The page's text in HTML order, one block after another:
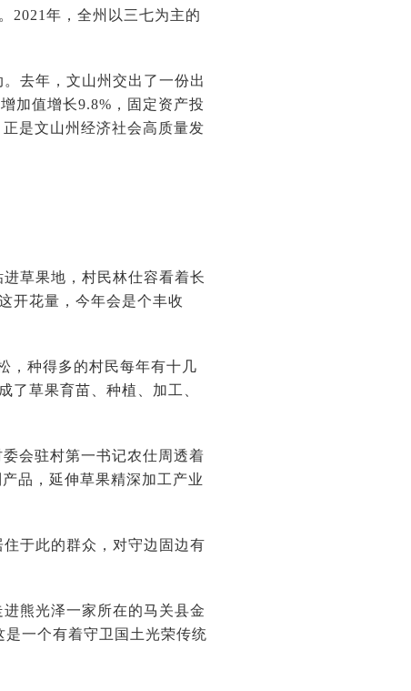
2021年，全州以三七为主的
去年，文山州交出了一份出
加值增长9.8%，固定资产投
是文山州经济社会高质量发
草果地，村民林仕容看着长
开花量，今年会是个丰收
，种得多的村民每年有十几
了草果育苗、种植、加工、
会驻村第一书记农仕周透着
品，延伸草果精深加工产业
于此的群众，对守边固边有
熊光泽一家所在的马关县金
一个有着守卫国土光荣传统